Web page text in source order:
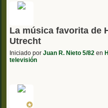
La música favorita de
Utrecht
Iniciado por Juan R. Nieto 5/82 en
televisión